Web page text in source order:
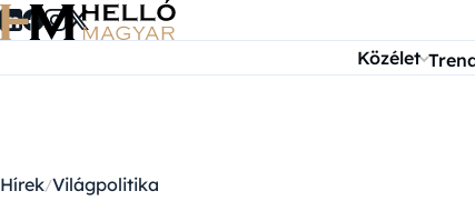
Ugrás a tartalomra
Közélet
Hírek Világpolitika